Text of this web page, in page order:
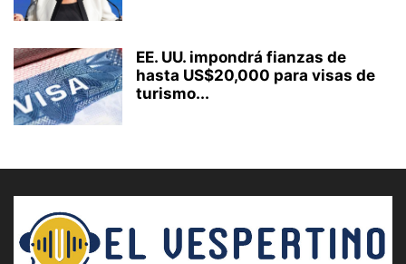
EE. UU. impondrá fianzas de
hasta US$20,000 para visas de
turismo...